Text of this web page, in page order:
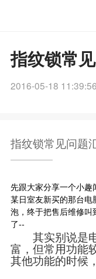
指纹锁常
2016-05-18 11:39:56
指纹锁常见问题
先跟大家分享一个小趣
某日室友新买的那台
泡，终于把售后维修
了--
其实别说是
富，但常用功能
其他功能的时候